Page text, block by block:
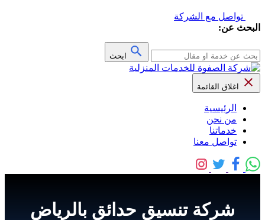
تواصل مع الشركة
البحث عن:
ابحث
اغلاق القائمة
الرئيسية
من نحن
خدماتنا
تواصل معنا
شركة تنسيق حدائق بالرياض